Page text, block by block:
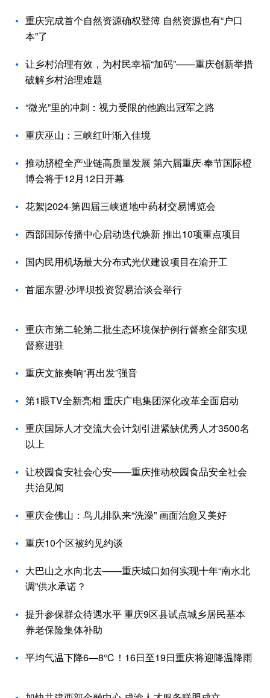
重庆完成首个自然资源确权登簿 自然资源也有“户口
本”了
让乡村治理有效，为村民幸福“加码”——重庆创新举措
破解乡村治理难题
“微光”里的冲刺：视力受限的他跑出冠军之路
重庆巫山：三峡红叶渐入佳境
推动脐橙全产业链高质量发展 第六届重庆·奉节国际橙
博会将于12月12日开幕
花絮|2024·第四届三峡道地中药材交易博览会
西部国际传播中心启动迭代焕新 推出10项重点项目
国内民用机场最大分布式光伏建设项目在渝开工
首届东盟·沙坪坝投资贸易洽谈会举行
重庆市第二轮第二批生态环境保护例行督察全部实现
督察进驻
重庆文旅奏响“再出发”强音
第1眼TV全新亮相 重庆广电集团深化改革全面启动
重庆国际人才交流大会计划引进紧缺优秀人才3500名
以上
让校园食安社会心安——重庆推动校园食品安全社会
共治见闻
重庆金佛山：鸟儿排队来“洗澡” 画面治愈又美好
重庆10个区被约见约谈
大巴山之水向北去——重庆城口如何实现十年“南水北
调”供水承诺？
提升参保群众待遇水平 重庆9区县试点城乡居民基本
养老保险集体补助
平均气温下降6—8℃！16日至19日重庆将迎降温降雨